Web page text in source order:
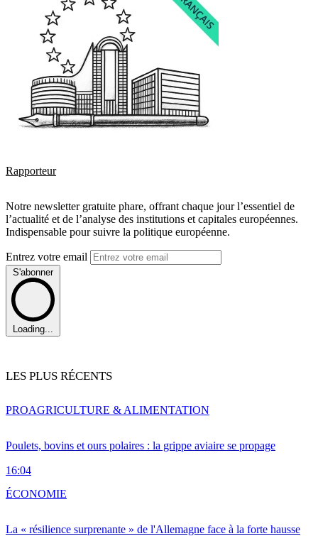
Rapporteur
Notre newsletter gratuite phare, offrant chaque jour l’essentiel de
l’actualité et de l’analyse des institutions et capitales européennes.
Indispensable pour suivre la politique européenne.
Entrez votre email
S'abonner
Loading...
LES PLUS RÉCENTS
Poulets, bovins et ours polaires : la grippe aviaire se propage
16:04
PROAGRICULTURE & ALIMENTATION
La « résilience surprenante » de l'Allemagne face à la forte hausse
ÉCONOMIE